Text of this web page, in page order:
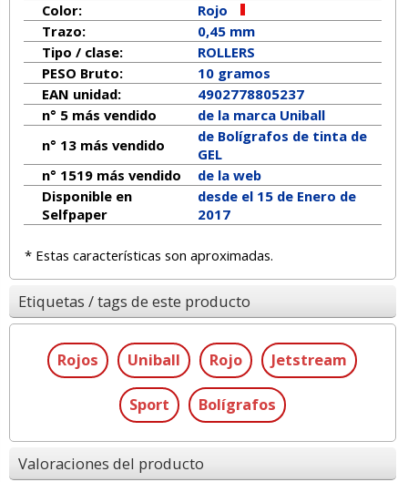
Color:
Rojo
Trazo:
0,45 mm
Tipo / clase:
ROLLERS
PESO Bruto:
10 gramos
EAN unidad:
4902778805237
n° 5 más vendido
de la marca Uniball
n° 13 más vendido
de Bolígrafos de tinta de
GEL
n° 1519 más vendido
de la web
Disponible en
Selfpaper
desde el 15 de Enero de
2017
* Estas características son aproximadas.
Etiquetas / tags de este producto
Rojos Uniball Rojo Jetstream
Sport Bolígrafos
Valoraciones del producto